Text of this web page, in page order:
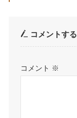
コメントする
コメント ※